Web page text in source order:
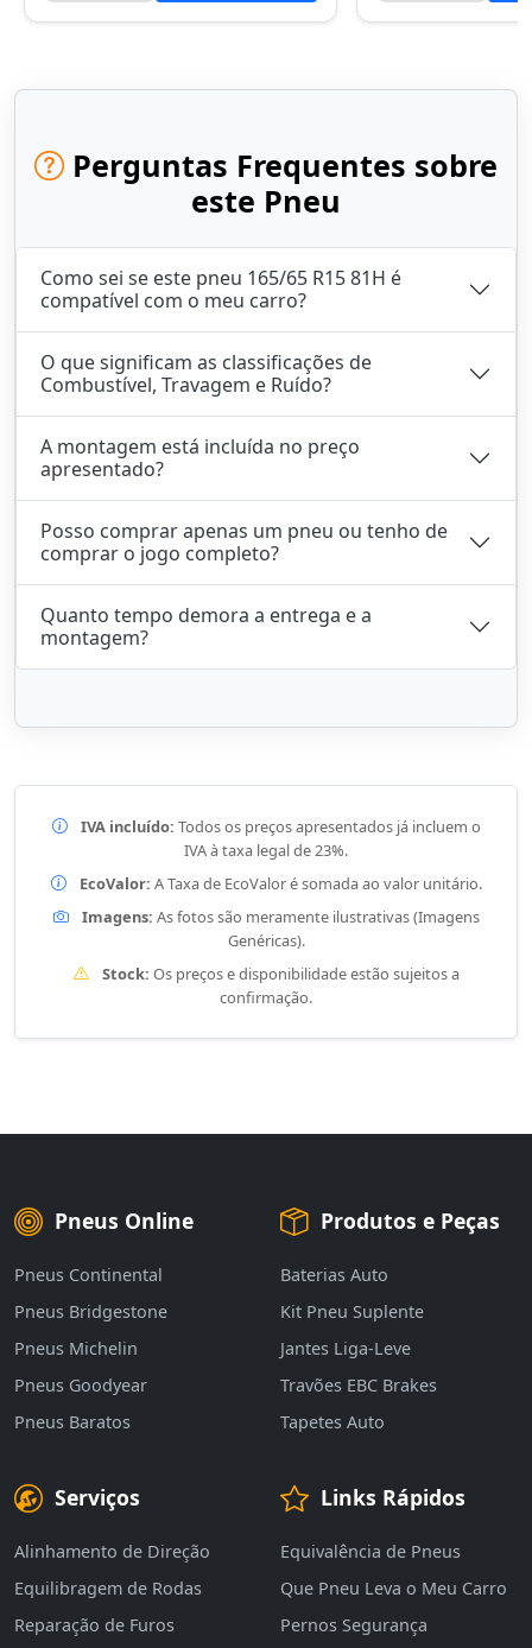
Perguntas Frequentes sobre
este Pneu
Como sei se este pneu 165/65 R15 81H é
compatível com o meu carro?
O que significam as classificações de
Combustível, Travagem e Ruído?
A montagem está incluída no preço
apresentado?
Posso comprar apenas um pneu ou tenho de
comprar o jogo completo?
Quanto tempo demora a entrega e a
montagem?
IVA incluído: Todos os preços apresentados já incluem o
IVA à taxa legal de 23%.
EcoValor: A Taxa de EcoValor é somada ao valor unitário.
Imagens: As fotos são meramente ilustrativas (Imagens
Genéricas).
Stock: Os preços e disponibilidade estão sujeitos a
confirmação.
Pneus Online
Pneus Continental
Pneus Bridgestone
Pneus Michelin
Pneus Goodyear
Pneus Baratos
Produtos e Peças
Baterias Auto
Kit Pneu Suplente
Jantes Liga-Leve
Travões EBC Brakes
Tapetes Auto
Serviços
Alinhamento de Direção
Equilibragem de Rodas
Reparação de Furos
Links Rápidos
Equivalência de Pneus
Que Pneu Leva o Meu Carro
Pernos Segurança